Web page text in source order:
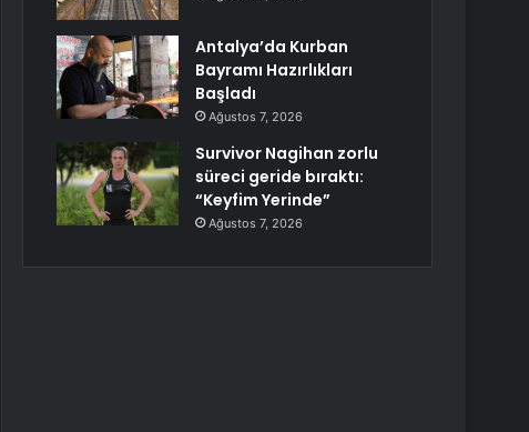
Antalya’da Kurban
Bayramı Hazırlıkları
Başladı
Ağustos 7, 2026
Survivor Nagihan zorlu
süreci geride bıraktı:
“Keyfim Yerinde”
Ağustos 7, 2026